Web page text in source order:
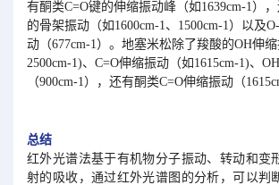
有酮类C=O键的伸缩振动峰（如1639cm-1）
的骨架振动（如1600cm-1、1500cm-1）以及
动（677cm-1）。地塞米松除了羧酸的OH伸
2500cm-1)、C=O伸缩振动（如1615cm-1)、
（900cm-1），还有酮类C=O伸缩振动（
总结
红外光谱法基于有机物分子振动、转动和变
射的吸收，通过红外光谱图的分析，可以判